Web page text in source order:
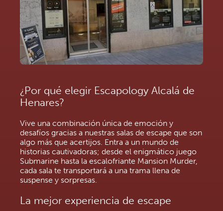
¿Por qué elegir Escapology Alcalá de
Henares?
Vive una combinación única de emoción y
desafíos gracias a nuestras salas de escape que son
algo más que acertijos. Entra a un mundo de
historias cautivadoras; desde el enigmático juego
Submarine hasta la escalofriante Mansion Murder,
cada sala te transportará a una trama llena de
suspense y sorpresas.
La mejor experiencia de escape